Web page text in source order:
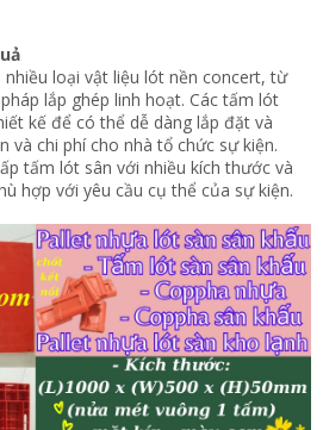
nhiều loại vật liệu lót nền concert, từ
lắp ghép linh hoạt. Các tấm lót
kế để có thể dễ dàng lắp đặt và
và chi phí cho nhà tổ chức sự kiện.
tấm lót sân với nhiều kích thước và
hợp với yêu cầu cụ thể của sự kiện.